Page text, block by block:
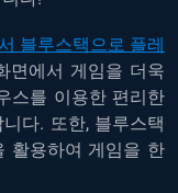
블루스택으로 플레
면에서 게임을 더욱
스를 이용한 편리한
니다. 또한, 블루스택
활용하여 게임을 한